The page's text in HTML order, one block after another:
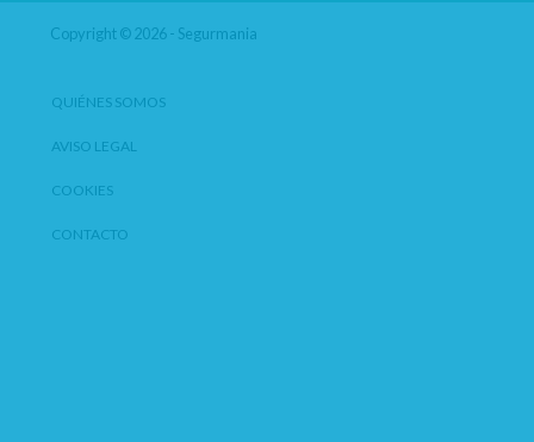
Copyright © 2026 - Segurmania
QUIÉNES SOMOS
AVISO LEGAL
COOKIES
CONTACTO